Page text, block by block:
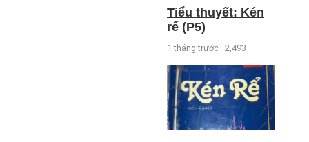
Tiểu thuyết: Kén
rể (P5)
1 tháng trước 2,493